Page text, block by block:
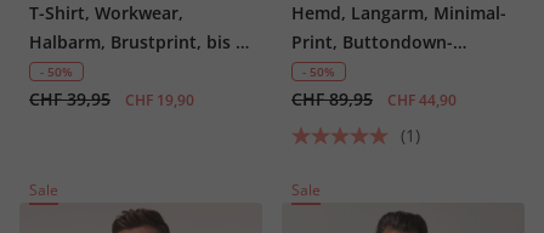
T-Shirt, Workwear,
Halbarm, Brustprint, bis 8
XL- 50%
CHF 39,95 CHF 19,90
Hemd, Langarm, Minimal-
Print, Buttondown-
Kragen, Modern Fit, bis 8
XL
- 50%
CHF 89,95 CHF 44,90
(1)
Sale Sale